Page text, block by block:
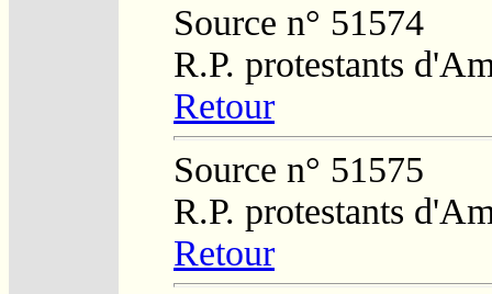
Source n° 51574
R.P. protestants
Retour
Source n° 51575
R.P. protestants
Retour